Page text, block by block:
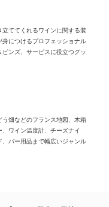
ててくれるワインに関する装
につけるプロフェッショナル
ンズ、サービスに役立つグッ
畑などのフランス地図、木箱
ワイン温度計、チーズナイ
バー用品まで幅広いジャンル